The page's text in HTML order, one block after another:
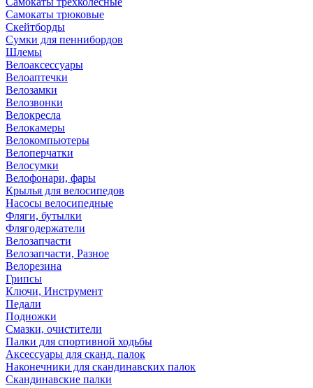
Самокаты трюковые
Скейтборды
Сумки для пеннибордов
Шлемы
Велоаксессуары
Велоаптечки
Велозамки
Велозвонки
Велокресла
Велокамеры
Велокомпьютеры
Велоперчатки
Велосумки
Велофонари, фары
Крылья для велосипедов
Насосы велосипедные
Фляги, бутылки
Флягодержатели
Велозапчасти
Велозапчасти, Разное
Велорезина
Грипсы
Ключи, Инструмент
Педали
Подножки
Смазки, очистители
Палки для спортивной ходьбы
Аксессуары для сканд. палок
Наконечники для скандинавских палок
Скандинавские палки